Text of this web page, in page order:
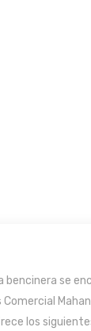
bencinera se
los